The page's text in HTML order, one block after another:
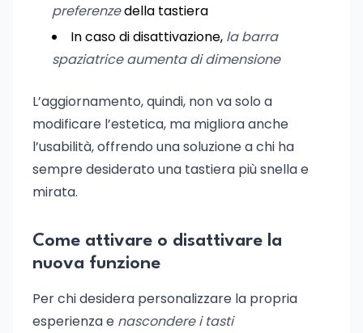
preferenzedella tastiera
In caso di disattivazione, la barra
spaziatrice aumenta di dimensione
L’aggiornamento, quindi, non va solo a
modificare l’estetica, ma migliora anche
l’usabilità, offrendo una soluzione a chi ha
sempre desiderato una tastiera più snella e
mirata.
Come attivare o disattivare la
nuova funzione
Per chi desidera personalizzare la propria
esperienza e nascondere i tasti